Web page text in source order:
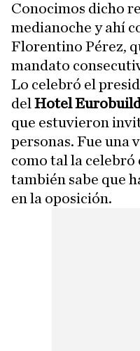
Conocimos dicho
medianoche y ahí
Florentino Pérez,
mandato
Lo celebró el
del Hotel
que estuvieron
personas. Fue una
como tal la celebró
también sabe que
en la oposición.